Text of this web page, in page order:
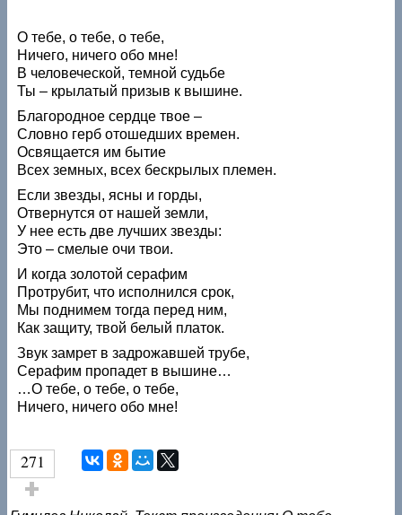
О тебе, о тебе, о тебе,
Ничего, ничего обо мне!
В человеческой, темной судьбе
Ты – крылатый призыв к вышине.
Благородное сердце твое –
Словно герб отошедших времен.
Освящается им бытие
Всех земных, всех бескрылых племен.
Если звезды, ясны и горды,
Отвернутся от нашей земли,
У нее есть две лучших звезды:
Это – смелые очи твои.
И когда золотой серафим
Протрубит, что исполнился срок,
Мы поднимем тогда перед ним,
Как защиту, твой белый платок.
Звук замрет в задрожавшей трубе,
Серафим пропадет в вышине…
…О тебе, о тебе, о тебе,
Ничего, ничего обо мне!
271
Голос за!